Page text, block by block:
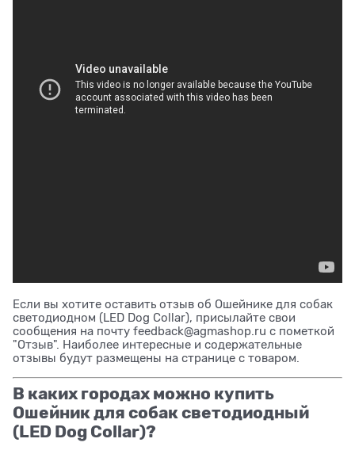
Если вы хотите оставить отзыв об Ошейнике для собак
светодиодном (LED Dog Collar), присылайте свои
сообщения на почту feedback@agmashop.ru с пометкой
"Отзыв". Наиболее интересные и содержательные
отзывы будут размещены на странице с товаром.
В каких городах можно купить
Ошейник для собак светодиодный
(LED Dog Collar)?